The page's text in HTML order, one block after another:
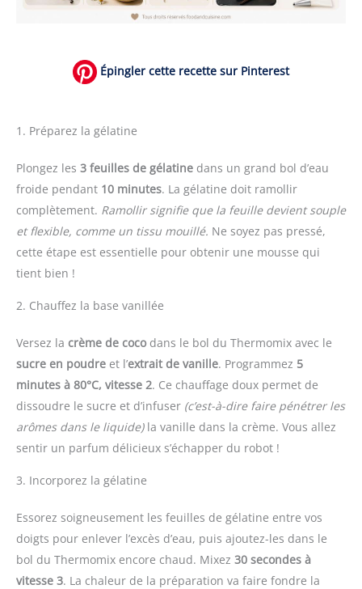
Épingler cette recette sur Pinterest
1. Préparez la gélatine
Plongez les 3 feuilles de gélatine dans un grand bol d’eau
froide pendant 10 minutes. La gélatine doit ramollir
complètement. Ramollir signifie que la feuille devient souple
et flexible, comme un tissu mouillé. Ne soyez pas pressé,
cette étape est essentielle pour obtenir une mousse qui
tient bien !
2. Chauffez la base vanillée
Versez la crème de cocodans le bol du Thermomix avec le
sucre en poudre et l’extrait de vanille. Programmez 5
minutes à 80°C, vitesse 2. Ce chauffage doux permet de
dissoudre le sucre et d’infuser (c’est-à-dire faire pénétrer les
arômes dans le liquide)la vanille dans la crème. Vous allez
sentir un parfum délicieux s’échapper du robot !
3. Incorporez la gélatine
Essorez soigneusement les feuilles de gélatine entre vos
doigts pour enlever l’excès d’eau, puis ajoutez-les dans le
bol du Thermomix encore chaud. Mixez 30 secondes à
vitesse 3. La chaleur de la préparation va faire fondre la